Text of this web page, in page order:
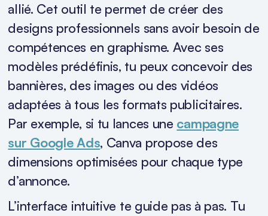
allié. Cet outil te permet de créer des
designs professionnels sans avoir besoin de
compétences en graphisme. Avec ses
modèles prédéfinis, tu peux concevoir des
bannières, des images ou des vidéos
adaptées à tous les formats publicitaires.
Par exemple, si tu lances une campagne
sur Google Ads, Canva propose des
dimensions optimisées pour chaque type
d’annonce.
L’interface intuitive te guide pas à pas. Tu